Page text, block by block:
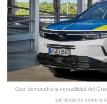
Opel demuestra la versatilidad del
particulares como a